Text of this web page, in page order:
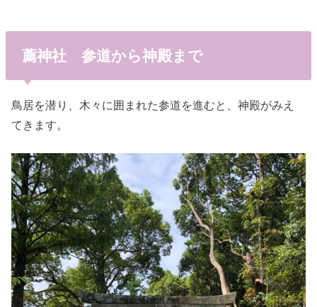
薦神社 参道から神殿まで
鳥居を潜り、木々に囲まれた参道を進むと、神殿がみえ
てきます。